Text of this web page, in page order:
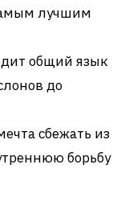
лучшим
общий язык
до
сбежать из
борьбу